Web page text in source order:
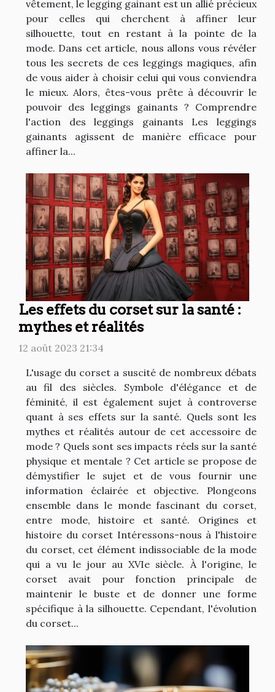
vêtement, le legging gainant est un allié précieux
pour celles qui cherchent à affiner leur
silhouette, tout en restant à la pointe de la
mode. Dans cet article, nous allons vous révéler
tous les secrets de ces leggings magiques, afin
de vous aider à choisir celui qui vous conviendra
le mieux. Alors, êtes-vous prête à découvrir le
pouvoir des leggings gainants ? Comprendre
l'action des leggings gainants Les leggings
gainants agissent de manière efficace pour
affiner la...
Les effets du corset sur la santé :
mythes et réalités
12 août 2023 21:34
L'usage du corset a suscité de nombreux débats
au fil des siècles. Symbole d'élégance et de
féminité, il est également sujet à controverse
quant à ses effets sur la santé. Quels sont les
mythes et réalités autour de cet accessoire de
mode ? Quels sont ses impacts réels sur la santé
physique et mentale ? Cet article se propose de
démystifier le sujet et de vous fournir une
information éclairée et objective. Plongeons
ensemble dans le monde fascinant du corset,
entre mode, histoire et santé. Origines et
histoire du corset Intéressons-nous à l'histoire
du corset, cet élément indissociable de la mode
qui a vu le jour au XVIe siècle. À l'origine, le
corset avait pour fonction principale de
maintenir le buste et de donner une forme
spécifique à la silhouette. Cependant, l'évolution
du corset...